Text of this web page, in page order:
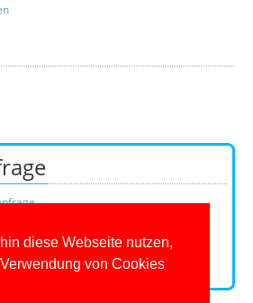
diese Webseite nutzen,
von Cookies
50
(Mo-Fr 9-16 Uhr)